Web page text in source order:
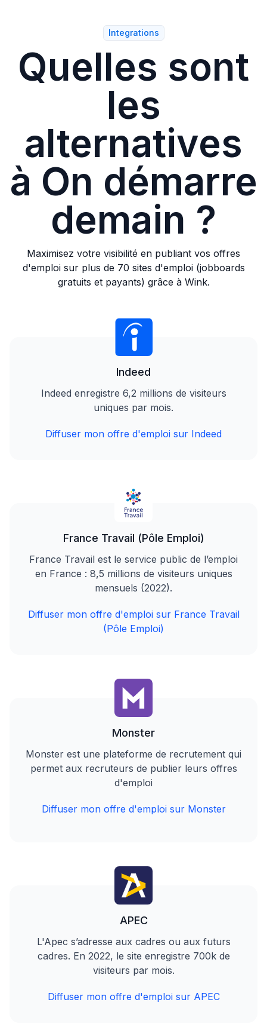
Integrations
Quelles sont
les
alternatives
à On démarre
demain ?
Maximisez votre visibilité en publiant vos offres
d'emploi sur plus de 70 sites d'emploi (jobboards
gratuits et payants) grâce à Wink.
Indeed
Indeed enregistre 6,2 millions de visiteurs
uniques par mois.
Diffuser mon offre d'emploi sur Indeed
France Travail (Pôle Emploi)
France Travail est le service public de l’emploi
en France : 8,5 millions de visiteurs uniques
mensuels (2022).
Diffuser mon offre d'emploi sur France Travail
(Pôle Emploi)
Monster
Monster est une plateforme de recrutement qui
permet aux recruteurs de publier leurs offres
d'emploi
Diffuser mon offre d'emploi sur Monster
APEC
L'Apec s’adresse aux cadres ou aux futurs
cadres. En 2022, le site enregistre 700k de
visiteurs par mois.
Diffuser mon offre d'emploi sur APEC